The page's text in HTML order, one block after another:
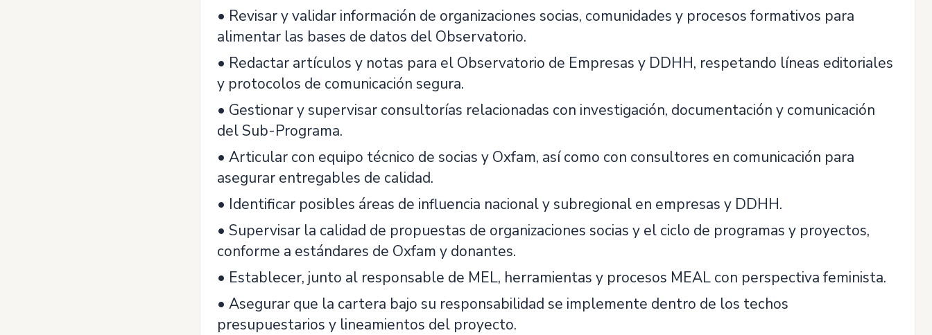
• Revisar y validar información de organizaciones socias, comunidades y procesos formativos para
alimentar las bases de datos del Observatorio.
• Redactar artículos y notas para el Observatorio de Empresas y DDHH, respetando líneas editoriales
y protocolos de comunicación segura.
• Gestionar y supervisar consultorías relacionadas con investigación, documentación y comunicación
del Sub-Programa.
• Articular con equipo técnico de socias y Oxfam, así como con consultores en comunicación para
asegurar entregables de calidad.
• Identificar posibles áreas de influencia nacional y subregional en empresas y DDHH.
• Supervisar la calidad de propuestas de organizaciones socias y el ciclo de programas y proyectos,
conforme a estándares de Oxfam y donantes.
• Establecer, junto al responsable de MEL, herramientas y procesos MEAL con perspectiva feminista.
• Asegurar que la cartera bajo su responsabilidad se implemente dentro de los techos
presupuestarios y lineamientos del proyecto.